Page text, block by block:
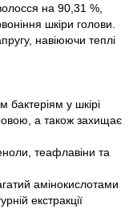
на 90,31 %,
шкіри голови.
навіюючи теплі
у шкірі
а також захищає
теафлавіни та
амінокислотами
екстракції